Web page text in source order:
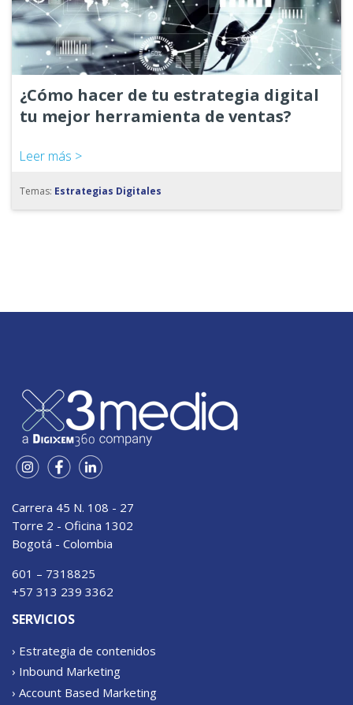
¿Cómo hacer de tu estrategia digital
tu mejor herramienta de ventas?
Leer más >
Temas: Estrategias Digitales
Carrera 45 N. 108 - 27
Torre 2 - Oficina 1302
Bogotá - Colombia
601 – 7318825
+57 313 239 3362
SERVICIOS
› Estrategia de contenidos
› Inbound Marketing
› Account Based Marketing